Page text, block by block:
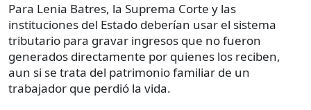
Para Lenia Batres, la Suprema Corte y las
instituciones del Estado deberían usar el sistema
tributario para gravar ingresos que no fueron
generados directamente por quienes los reciben,
aun si se trata del patrimonio familiar de un
trabajador que perdió la vida.